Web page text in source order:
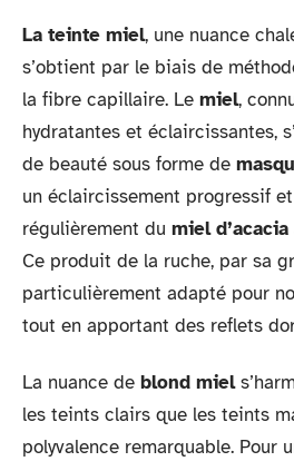
La teinte miel, une nuance
s’obtient par le biais de
la fibre capillaire. Le miel,
hydratantes et éclaircissantes,
de beauté sous forme de
un éclaircissement progressif
régulièrement du miel d’acacia
Ce produit de la ruche, par sa
particulièrement adapté pour
tout en apportant des reflets
La nuance de blond miel
les teints clairs que les teints
polyvalence remarquable. Pour